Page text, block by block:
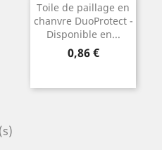
Toile de paillage en
chanvre DuoProtect -
Disponible en...
Prix
0,86 €